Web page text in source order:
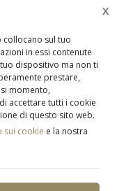
collocano sul tuo
in essi contenute
dispositivo ma non ti
prestare,
momento,
accettare tutti i cookie
di questo sito web.
sui cookie e la nostra
X
FREDA